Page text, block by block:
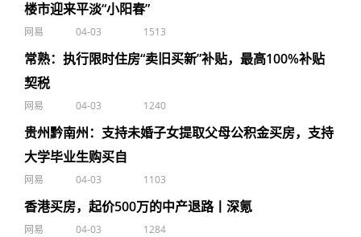
楼市迎来平淡“小阳春”
网易 04-03 1513
常熟：执行限时住房“卖旧买新”补贴，最高100%补贴
契税
网易 04-03 1240
贵州黔南州：支持未婚子女提取父母公积金买房，支持
大学毕业生购买自
网易 04-03 1103
香港买房，起价500万的中产退路丨深氪
网易 04-03 1284